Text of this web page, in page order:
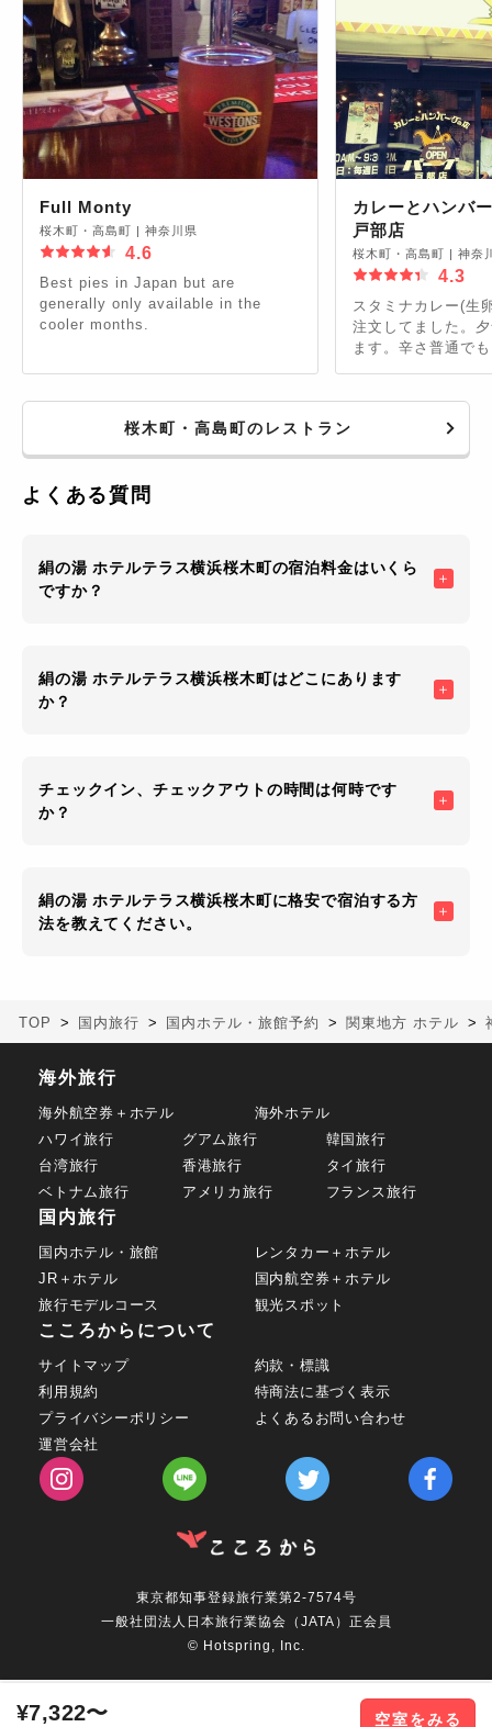
Full Monty
桜木町・高島町 | 神奈川県
4.6
Best pies in Japan but are
generally only available in the
cooler months.
カレーとハンバ
戸部店
桜木町・高島町 | 神奈
4.3
スタミナカレー(生
注文してました。
ます。辛さ普通で
もハンバーグ、ス
の定食も揃ってい
桜木町・高島町のレストラン
よくある質問
絹の湯 ホテルテラス横浜桜木町の宿泊料金はいくら
ですか？
絹の湯 ホテルテラス横浜桜木町はどこにあります
か？
チェックイン、チェックアウトの時間は何時です
か？
絹の湯 ホテルテラス横浜桜木町に格安で宿泊する方
法を教えてください。
TOP 国内旅行 国内ホテル・旅館予約 関東地方 ホテル
海外旅行
海外航空券＋ホテル
海外ホテル
ハワイ旅行
グアム旅行
韓国旅行
台湾旅行
香港旅行
タイ旅行
ベトナム旅行
アメリカ旅行 フランス旅行
国内旅行
国内ホテル・旅館
レンタカー＋ホテル
JR＋ホテル
国内航空券＋ホテル
旅行モデルコース
観光スポット
こころからについて
サイトマップ
約款・標識
利用規約
特商法に基づく表示
プライバシーポリシー
よくあるお問い合わせ
運営会社
東京都知事登録旅行業第2-7574号
一般社団法人日本旅行業協会（JATA）正会員
© Hotspring, Inc.
¥7,322〜 空室をみる